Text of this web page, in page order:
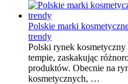
Polskie marki
trendy
Polski rynek
tempie, zaskakując
produktów. Obecnie na
kosmetycznych, …